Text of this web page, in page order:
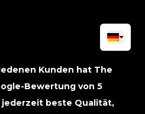
Kunden hat The
Bewertung von 5
beste Qualität,